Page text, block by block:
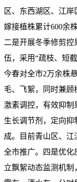
区、东西湖区、江
嫁接植株累计600余
二是开展冬季修剪控
伍，采用“疏枝、短
今春对全市2万余株
毛、飞絮，同时兼
激素调控，有效抑制
生长调节剂，定向
成。目前青山区、
全市推广。四是优化
立飘絮动态监测机